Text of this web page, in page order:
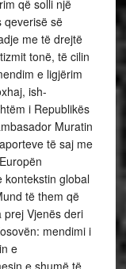
që solli një
qeverisë së
me të drejtë
tonë, të cilin
e ligjërim
ish-
i Republikës
Muratin
të saj me
kontekstin global
të them që
Vjenës deri
mendimi i
e
e shumë të